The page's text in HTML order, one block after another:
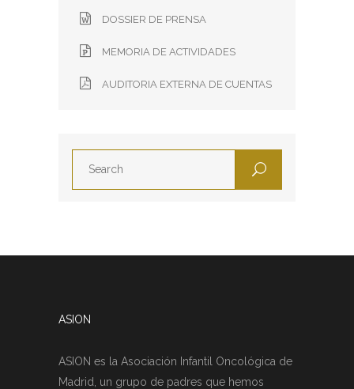
DOSSIER DE PRENSA
MEMORIA DE ACTIVIDADES
AUDITORIA EXTERNA DE CUENTAS
ASION
ASION es la Asociación Infantil Oncológica de
Madrid, un grupo de padres que hemos